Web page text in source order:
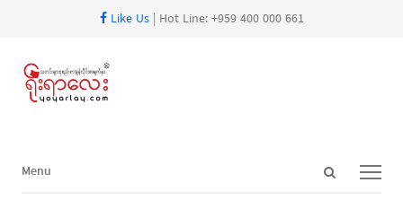
Like Us| Hot Line: +959 400 000 661
Open
Menu
Menu